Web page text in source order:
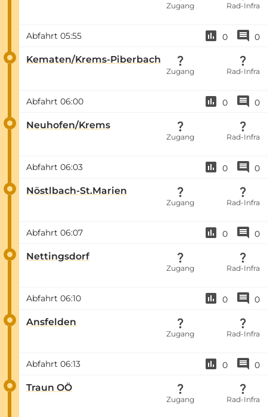
Zugang Rad-Infra
Abfahrt 05:55 0 0
Kematen/Krems-Piberbach
Zugang Rad-Infra
Abfahrt 06:00 0 0
Neuhofen/Krems
Zugang Rad-Infra
Abfahrt 06:03 0 0
Nöstlbach-St.Marien
Zugang Rad-Infra
Abfahrt 06:07 0 0
Nettingsdorf
Zugang Rad-Infra
Abfahrt 06:10 0 0
Ansfelden
Zugang Rad-Infra
Abfahrt 06:13 0 0
Traun OÖ
Zugang Rad-Infra